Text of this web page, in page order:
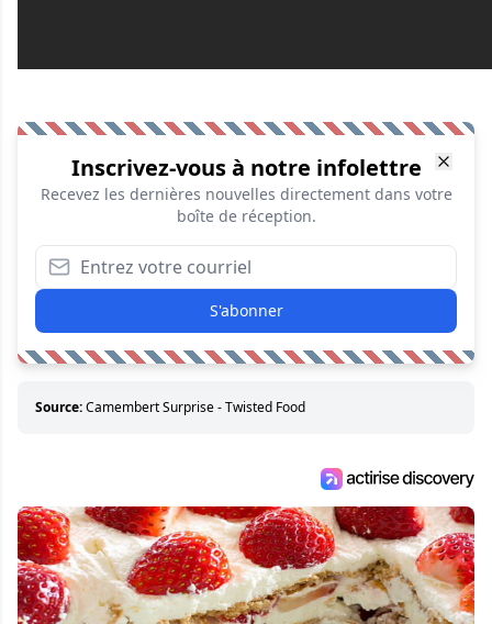
Inscrivez-vous à notre infolettre
Recevez les dernières nouvelles directement dans votre
boîte de réception.
S'abonner
Source:Camembert Surprise - Twisted Food